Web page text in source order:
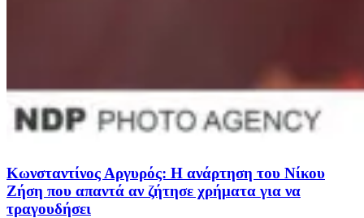
Κωνσταντίνος Αργυρός: Η ανάρτηση του Νίκου
Ζήση που απαντά αν ζήτησε χρήματα για να
τραγουδήσει